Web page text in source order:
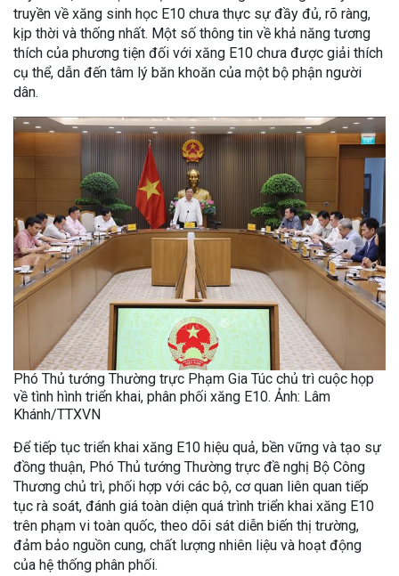
truyền về xăng sinh học E10 chưa thực sự đầy đủ, rõ ràng,
kịp thời và thống nhất. Một số thông tin về khả năng tương
thích của phương tiện đối với xăng E10 chưa được giải thích
cụ thể, dẫn đến tâm lý băn khoăn của một bộ phận người
dân.
Phó Thủ tướng Thường trực Phạm Gia Túc chủ trì cuộc họp
về tình hình triển khai, phân phối xăng E10. Ảnh: Lâm
Khánh/TTXVN
Để tiếp tục triển khai xăng E10 hiệu quả, bền vững và tạo sự
đồng thuận, Phó Thủ tướng Thường trực đề nghị Bộ Công
Thương chủ trì, phối hợp với các bộ, cơ quan liên quan tiếp
tục rà soát, đánh giá toàn diện quá trình triển khai xăng E10
trên phạm vi toàn quốc, theo dõi sát diễn biến thị trường,
đảm bảo nguồn cung, chất lượng nhiên liệu và hoạt động
của hệ thống phân phối.